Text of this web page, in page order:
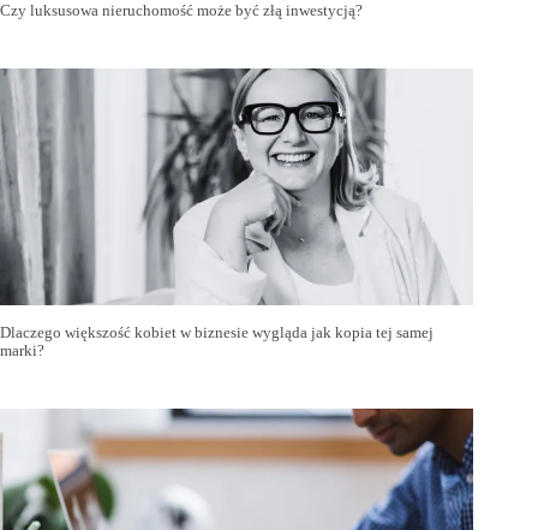
Czy luksusowa nieruchomość może być złą inwestycją?
Dlaczego większość kobiet w biznesie wygląda jak kopia tej samej
marki?